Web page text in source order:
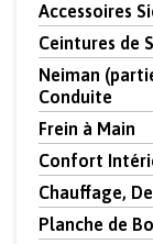
Accessoires
Ceintures de
Neiman
Conduite
Frein à Main
Confort
Chauffage,
Planche de